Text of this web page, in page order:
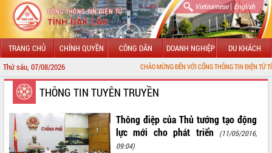
Vietnamese| English
TRANG CHỦ CHÍNH QUYỀN CÔNG DÂN DOANH NGHIỆP DU KHÁCH
Thứ sáu, 07/08/2026 CHÀO MỪNG ĐẾN VỚI CỔNG THÔNG TIN ĐIỆN TỬ TỈNH ĐẮK LẮK
GIỚI THIỆU
LÃNH ĐẠO UBND TỈNH
TIN TỨC SỰ KIỆN
THÔNG TIN TUYÊN TRUYỀN
Thông điệp của Thủ tướng tạo động
lực mới cho phát triển
(11/05/2016,
09:04)